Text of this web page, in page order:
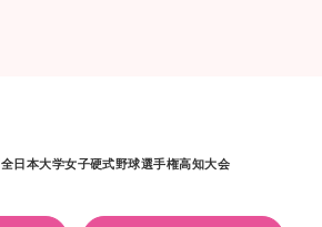
日本大学女子硬式野球選手権高知大会